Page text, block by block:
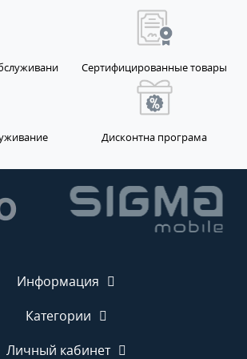
Сертифицированные товары
Дисконтна програма
Информация
Категории
Личный кабинет